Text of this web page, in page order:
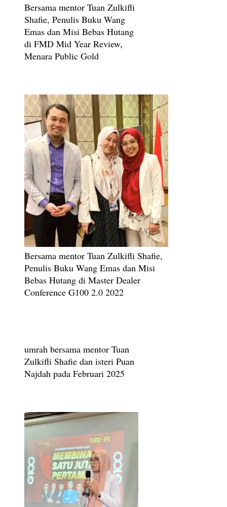
Bersama mentor Tuan Zulkifli
Shafie, Penulis Buku Wang
Emas dan Misi Bebas Hutang
di FMD Mid Year Review,
Menara Public Gold
Bersama mentor Tuan Zulkifli Shafie,
Penulis Buku Wang Emas dan Misi
Bebas Hutang di Master Dealer
Conference G100 2.0 2022
umrah bersama mentor Tuan
Zulkifli Shafie dan isteri Puan
Najdah pada Februari 2025